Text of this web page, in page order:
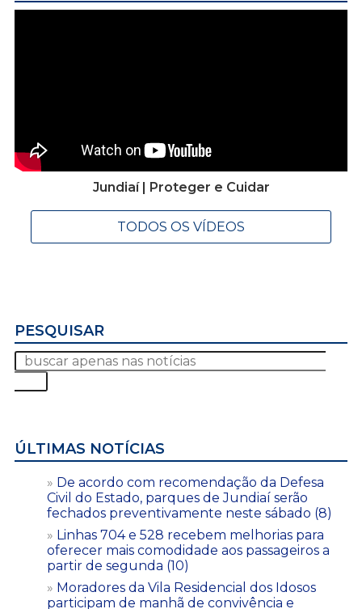
Jundiaí | Proteger e Cuidar
TODOS OS VÍDEOS
PESQUISAR
ÚLTIMAS NOTÍCIAS
De acordo com recomendação da Defesa
Civil do Estado, parques de Jundiaí serão
fechados preventivamente neste sábado (8)
Linhas 704 e 528 recebem melhorias para
oferecer mais comodidade aos passageiros a
partir de segunda (10)
Moradores da Vila Residencial dos Idosos
participam de manhã de convivência e